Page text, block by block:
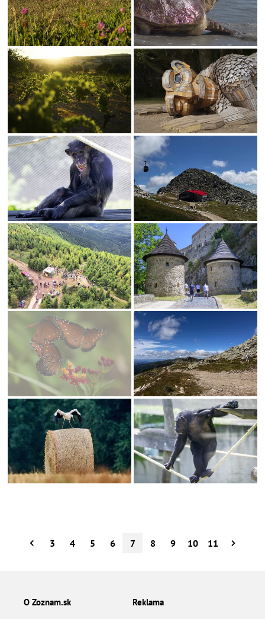
3 4 5 6 7 8 9 10 11
O Zoznam.sk Reklama